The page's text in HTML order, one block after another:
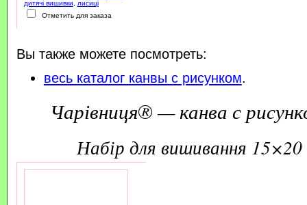
дитячі вишивки
лисиці
Отметить для заказа
Вы также можете посмотреть:
весь каталог канвы с рисунком.
Чарівниця® — канва с
набір для вишивання 15×20